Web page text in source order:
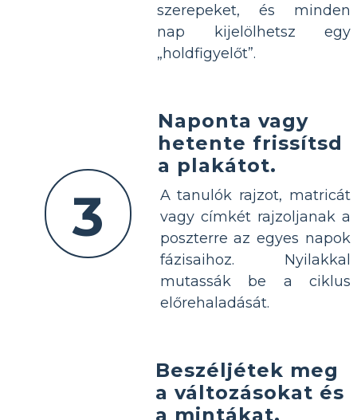
szerepeket, és minden
nap kijelölhetsz egy
„holdfigyelőt”.
3
Naponta vagy
hetente frissítsd
a plakátot.
A tanulók rajzot, matricát
vagy címkét rajzoljanak a
poszterre az egyes napok
fázisaihoz. Nyilakkal
mutassák be a ciklus
előrehaladását.
Beszéljétek meg
a változásokat és
a mintákat.